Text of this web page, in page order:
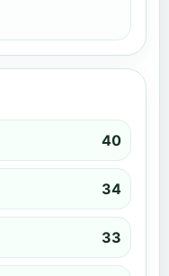
40
34
33